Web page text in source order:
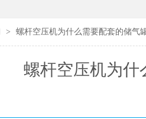
> 螺杆空压机为什么需要配套的储气
螺杆空压机为什